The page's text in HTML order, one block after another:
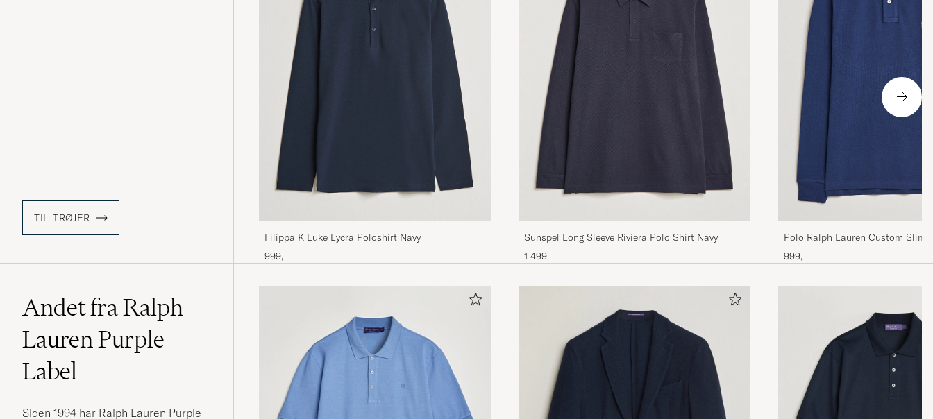
TIL TRØJER
Filippa K Luke Lycra Poloshirt Navy
999,-
Sunspel Long Sleeve Riviera Polo Shirt Navy
1 499,-
Polo Ralph Lauren Custom Slim
Polo Newport Navy
999,-
Andet fra Ralph
Lauren Purple
Label
Siden 1994 har Ralph Lauren Purple